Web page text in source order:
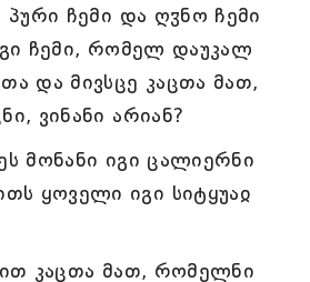
ჩემი და ღჳნო ჩემი
ჩემი, რომელ დაუკალ
და მივსცე კაცთა მათ,
ვინანი არიან?
მონანი იგი ცალიერნი
ყოველი იგი სიტყუაჲ
კაცთა მათ, რომელნი